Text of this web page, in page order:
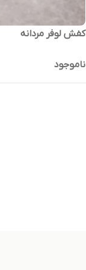
کفش لوفر مردانه
ناموجود